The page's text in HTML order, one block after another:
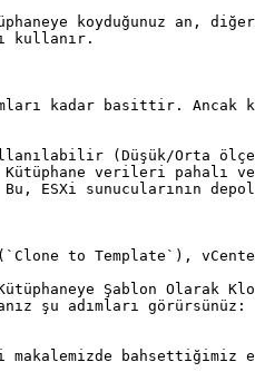
kullanır.
kadar basittir.
(Düşük/Orta
verileri pahalı
ESXi sunucularının
to Template`),
Şablon Olarak
şu adımları görürsünüz:
bahsettiğimiz